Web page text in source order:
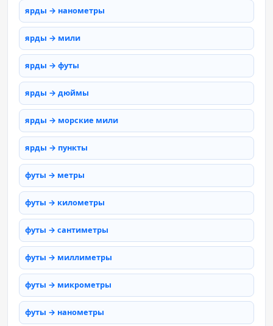
ярды → нанометры
ярды → мили
ярды → футы
ярды → дюймы
ярды → морские мили
ярды → пункты
футы → метры
футы → километры
футы → сантиметры
футы → миллиметры
футы → микрометры
футы → нанометры